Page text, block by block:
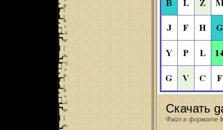
Скачать
Файл в формате